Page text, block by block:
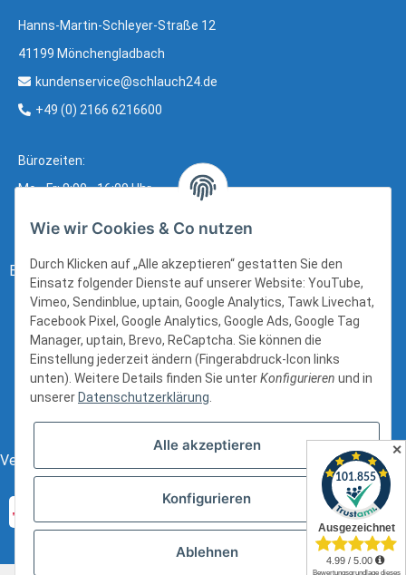
Hanns-Martin-Schleyer-Straße 12
41199 Mönchengladbach
kundenservice@schlauch24.de
+49 (0) 2166 6216600
Bürozeiten:
Mo - Fr: 8:00 - 16:00 Uhr
Bezahlung:
Versand:
Wie wir Cookies & Co nutzen
Durch Klicken auf „Alle akzeptieren“ gestatten Sie den
Einsatz folgender Dienste auf unserer Website: YouTube,
Vimeo, Sendinblue, uptain, Google Analytics, Tawk Livechat,
Facebook Pixel, Google Analytics, Google Ads, Google Tag
Manager, uptain, Brevo, ReCaptcha. Sie können die
Einstellung jederzeit ändern (Fingerabdruck-Icon links
unten). Weitere Details finden Sie unterKonfigurieren und in
unserer Datenschutzerklärung.
Alle akzeptieren
Konfigurieren
Ablehnen
✕